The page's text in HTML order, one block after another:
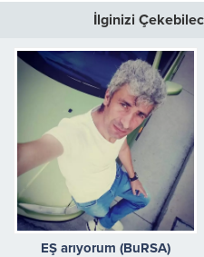
İlginizi
EŞ arıyorum (BuRSA)